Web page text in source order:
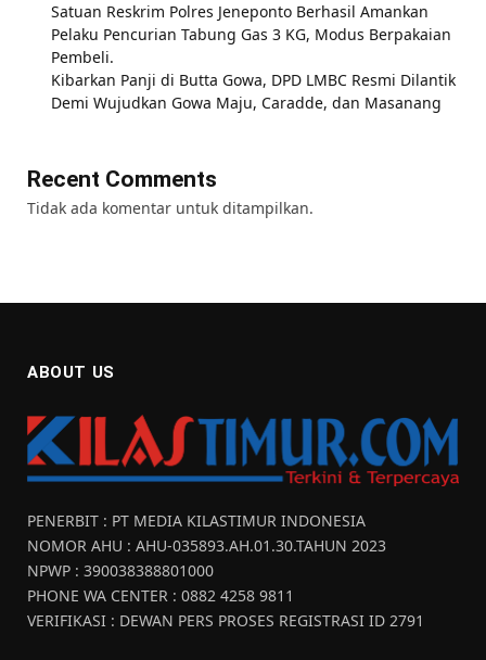
Satuan Reskrim Polres Jeneponto Berhasil Amankan
Pelaku Pencurian Tabung Gas 3 KG, Modus Berpakaian
Pembeli.
Kibarkan Panji di Butta Gowa, DPD LMBC Resmi Dilantik
Demi Wujudkan Gowa Maju, Caradde, dan Masanang
Recent Comments
Tidak ada komentar untuk ditampilkan.
ABOUT US
PENERBIT : PT MEDIA KILASTIMUR INDONESIA
NOMOR AHU : AHU-035893.AH.01.30.TAHUN 2023
NPWP : 390038388801000
PHONE WA CENTER : 0882 4258 9811
VERIFIKASI : DEWAN PERS PROSES REGISTRASI ID 2791